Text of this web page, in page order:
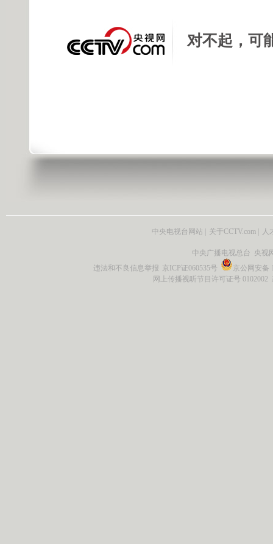
对不起，可
中央电视台网站 关于CCTV.com 人
中央广播电视总台 央视
违法和不良信息举报 京ICP证060535号
京公网安备
网上传播视听节目许可证号 0102002